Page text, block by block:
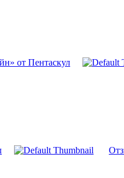
от Пентаскул